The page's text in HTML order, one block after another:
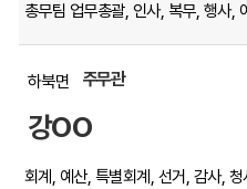
전
화
번
업
내
총무팀 업무총괄, 인사, 복무, 행사,
하북면 주무관
강OO
회계, 예산, 특별회계, 선거, 감사,